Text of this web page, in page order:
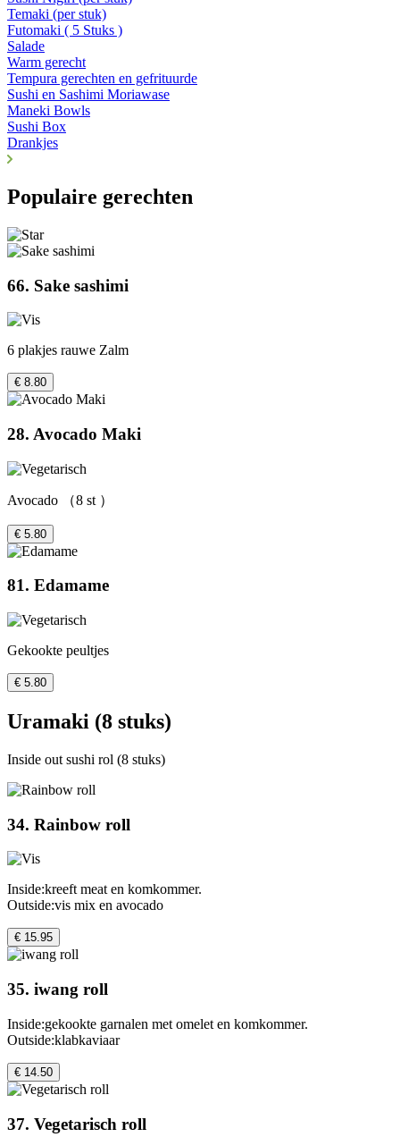
Temaki (per stuk)
Futomaki ( 5 Stuks )
Salade
Warm gerecht
Tempura gerechten en gefrituurde
Sushi en Sashimi Moriawase
Maneki Bowls
Sushi Box
Drankjes
Populaire gerechten
66. Sake sashimi
6 plakjes rauwe Zalm
€ 8.80
28. Avocado Maki
Avocado （8 st ）
€ 5.80
81. Edamame
Gekookte peultjes
€ 5.80
Uramaki (8 stuks)
Inside out sushi rol (8 stuks)
34. Rainbow roll
Inside:kreeft meat en komkommer.
Outside:vis mix en avocado
€ 15.95
35. iwang roll
Inside:gekookte garnalen met omelet en komkommer.
Outside:klabkaviaar
€ 14.50
37. Vegetarisch roll